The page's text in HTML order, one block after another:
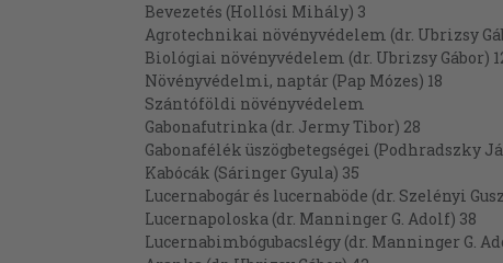
Bevezetés (Hollósi Mihály) 3
Agrotechnikai növényvédelem (dr. Ubrizsy
Biológiai növényvédelem (dr. Ubrizsy Gábor)
Növényvédelmi, naptár (Pap Mózes) 18
Szántóföldi növényvédelem
Gabonafutrinka (dr. Jermy Tibor) 28
Gabonafélék üszögbetegségei (Podhradszky
Kabócák (Sáringer Gyula) 35
Lucernabogár és lucernaböde (dr. Szelényi
Lucernapoloska (dr. Manninger G. Adolf) 38
Lucernabimbógubacslégy (dr. Manninger G.